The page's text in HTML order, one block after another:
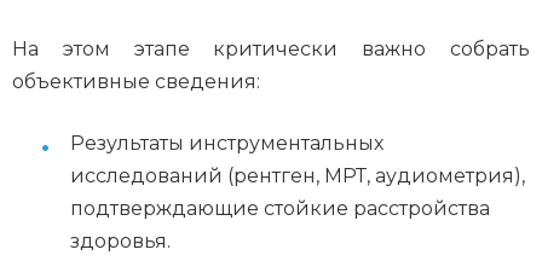
На этом этапе критически важно собрать
объективные сведения:
Результаты инструментальных
исследований (рентген, МРТ, аудиометрия),
подтверждающие стойкие расстройства
здоровья.